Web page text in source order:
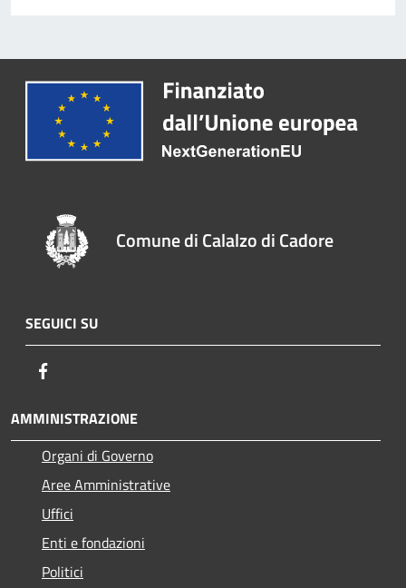
Comune di Calalzo di Cadore
SEGUICI SU
AMMINISTRAZIONE
Organi di Governo
Aree Amministrative
Uffici
Enti e fondazioni
Politici